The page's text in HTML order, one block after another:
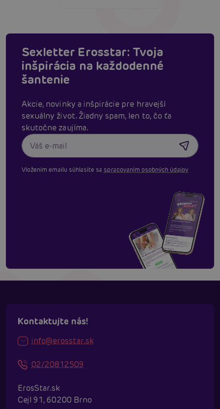
Sexletter Erosstar: Tvoja
inšpirácia na každodenné
šantenie
Akcie, novinky a inšpirácie pre hravejší
sexuálny život. Žiadny spam, len to, čo ťa
skutočne zaujíma.
Vložením emailu súhlasíte sa spracovaním osobných údajov
Kontaktujte nás!
info@erosstar.sk
02/20812509
ErosStar.sk
Cejl 91, 60200 Brno